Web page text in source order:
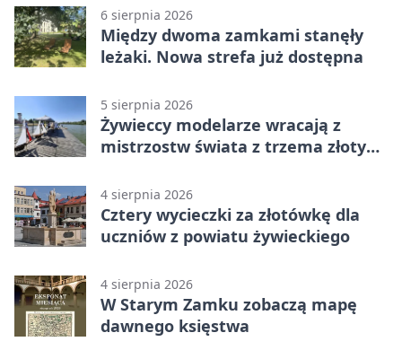
6 sierpnia 2026
Między dwoma zamkami stanęły
leżaki. Nowa strefa już dostępna
5 sierpnia 2026
Żywieccy modelarze wracają z
mistrzostw świata z trzema złotymi
4 sierpnia 2026
Cztery wycieczki za złotówkę dla
uczniów z powiatu żywieckiego
4 sierpnia 2026
W Starym Zamku zobaczą mapę
dawnego księstwa